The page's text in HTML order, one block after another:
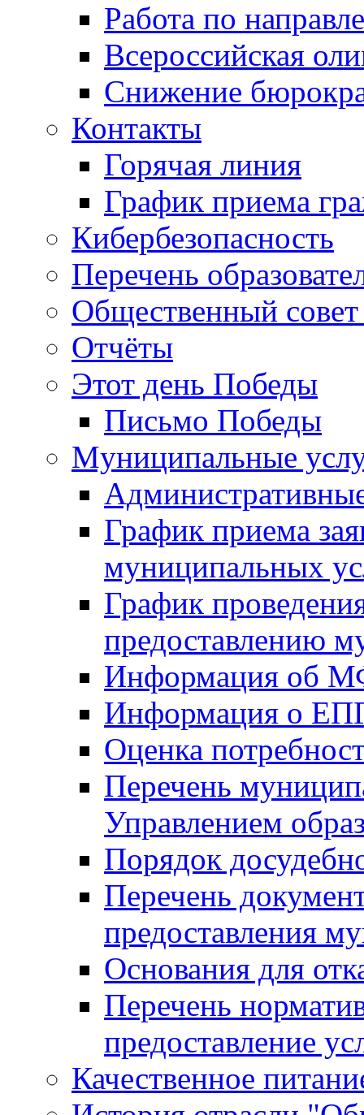
Работа по
Всероссийская
Снижение
Контакты
Горячая линия
График приема
Кибербезопасность
Перечень
Общественный
Отчёты
Этот день Победы
Письмо Победы
Mуниципальные
График приема
муниципальных
График
предоставлению
Информация об
Информация о
Оценка
Перечень
Управлением
Порядок
Перечень
предоставления
Основания для
Перечень
предоставление
Качественное